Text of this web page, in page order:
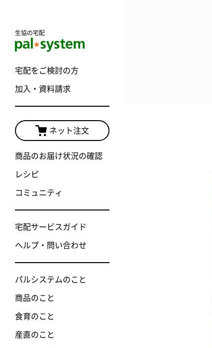
生協の宅配
宅配をご検討の方
加入・資料請求
ネット注文
商品のお届け状況の確認
レシピ
コミュニティ
宅配サービスガイド
ヘルプ・問い合わせ
パルシステムのこと
商品のこと
食育のこと
産直のこと